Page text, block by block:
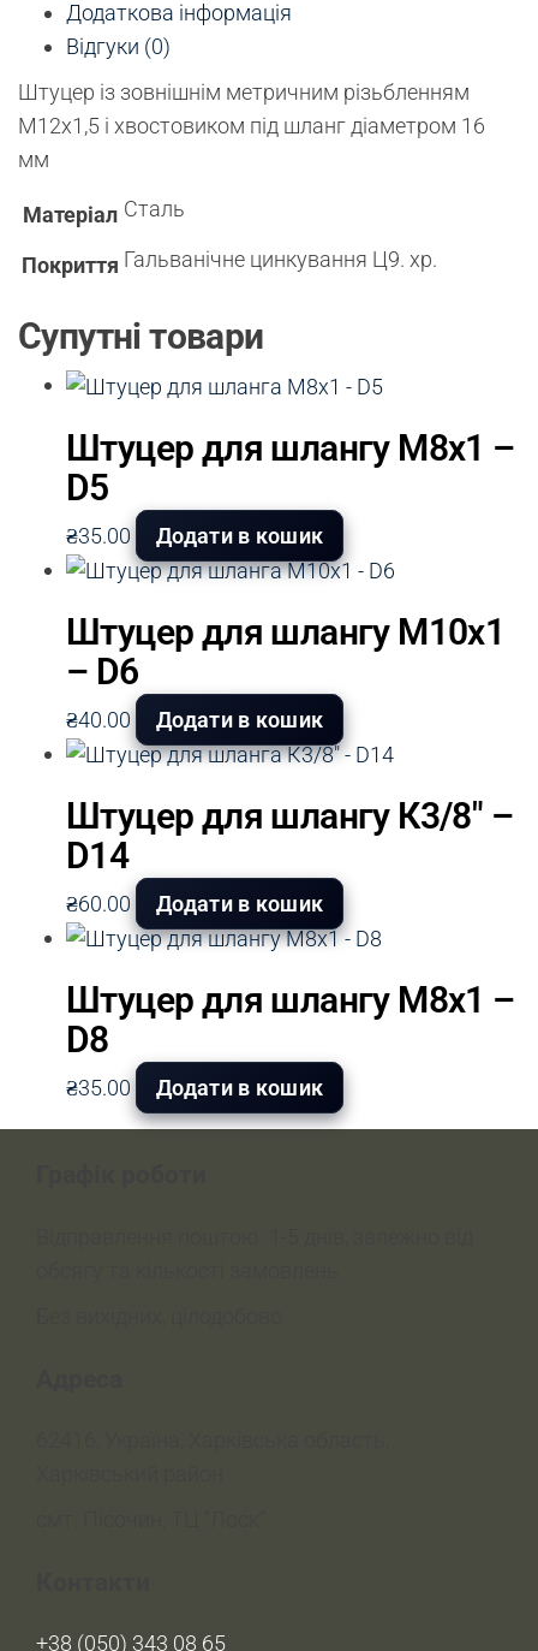
Додаткова інформація
Відгуки (0)
Штуцер із зовнішнім метричним різьбленням
М12х1,5 і хвостовиком під шланг діаметром 16
мм
Матеріал Сталь
Покриття Гальванічне цинкування Ц9. хр.
Супутні товари
Штуцер для шлангу М8х1 –
D5
₴35.00 Додати в кошик
Штуцер для шлангу М10х1
– D6
₴40.00 Додати в кошик
Штуцер для шлангу К3/8″ –
D14
₴60.00 Додати в кошик
Штуцер для шлангу М8х1 –
D8
₴35.00 Додати в кошик
+38 (050) 343 08 65